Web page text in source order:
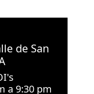
de San
a 9:30 pm